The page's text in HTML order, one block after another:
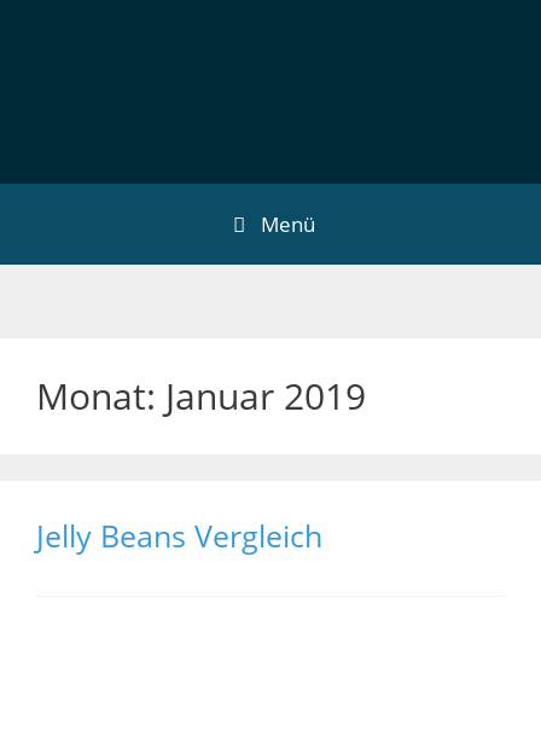
Menü
Monat: Januar 2019
Jelly Beans Vergleich